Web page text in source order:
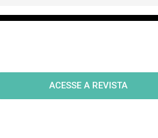
ACESSE A REVISTA